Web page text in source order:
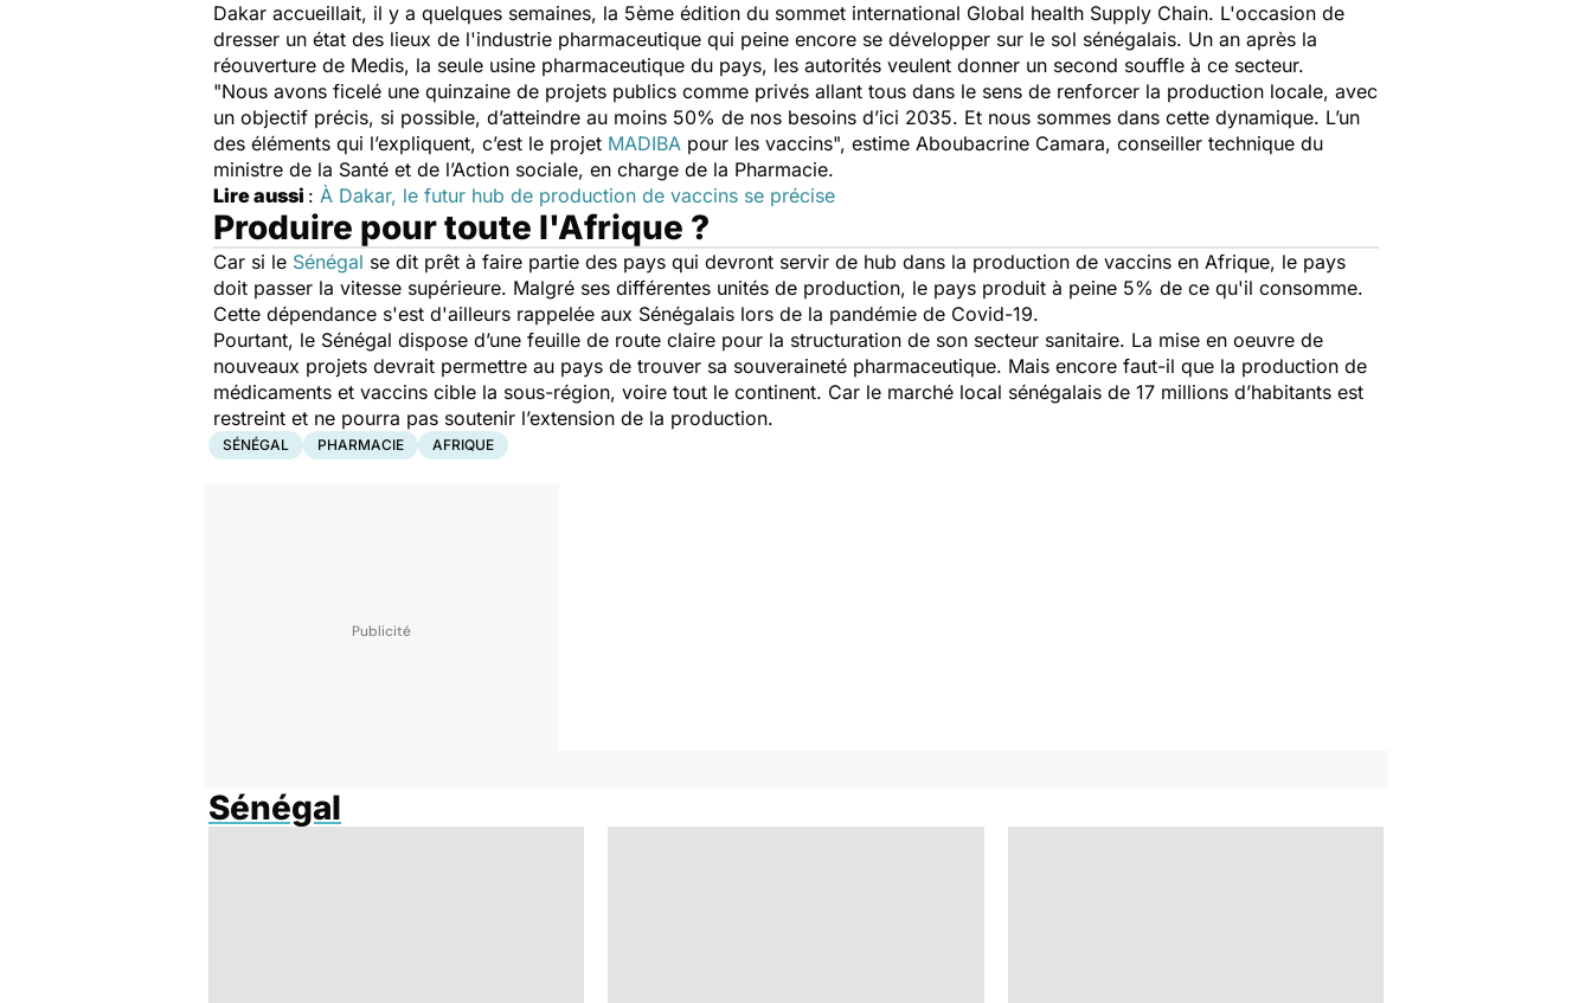
Dakar accueillait, il y a quelques semaines, la 5ème édition du sommet international Global health Supply Chain. L'occasion de
dresser un état des lieux de l'industrie pharmaceutique qui peine encore se développer sur le sol sénégalais. Un an après la
réouverture de Medis, la seule usine pharmaceutique du pays, les autorités veulent donner un second souffle à ce secteur.
"Nous avons ficelé une quinzaine de projets publics comme privés allant tous dans le sens de renforcer la production locale, avec
un objectif précis, si possible, d’atteindre au moins 50% de nos besoins d’ici 2035. Et nous sommes dans cette dynamique. L’un
des éléments qui l’expliquent, c’est le projet MADIBA pour les vaccins", estime Aboubacrine Camara, conseiller technique du
ministre de la Santé et de l’Action sociale, en charge de la Pharmacie.
Lire aussi : À Dakar, le futur hub de production de vaccins se précise
Produire pour toute l'Afrique ?
Car si le Sénégal se dit prêt à faire partie des pays qui devront servir de hub dans la production de vaccins en Afrique, le pays
doit passer la vitesse supérieure. Malgré ses différentes unités de production, le pays produit à peine 5% de ce qu'il consomme.
Cette dépendance s'est d'ailleurs rappelée aux Sénégalais lors de la pandémie de Covid-19.
Pourtant, le Sénégal dispose d’une feuille de route claire pour la structuration de son secteur sanitaire. La mise en oeuvre de
nouveaux projets devrait permettre au pays de trouver sa souveraineté pharmaceutique. Mais encore faut-il que la production de
médicaments et vaccins cible la sous-région, voire tout le continent. Car le marché local sénégalais de 17 millions d’habitants est
restreint et ne pourra pas soutenir l’extension de la production.
SÉNÉGAL PHARMACIE AFRIQUE
Sénégal